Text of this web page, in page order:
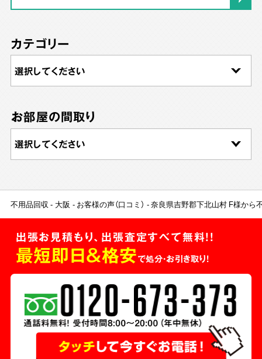
カテゴリー
お部屋の間取り
不用品回収 大阪 お客様の声（口コミ） 奈良県吉野郡下北山村 F様から
出張お見積もり、出張査定すべて無料!!
最短即日＆格安で処分・お引き取り！